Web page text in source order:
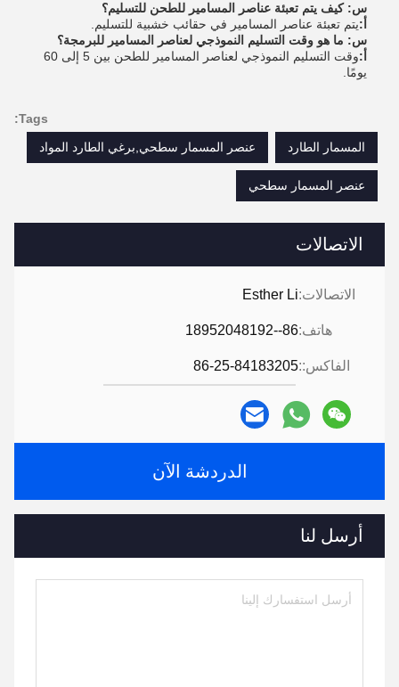
الاتصالات
الاتصالات:Esther Li
هاتف:86--18952048192
الفاكس::86-25-84183205
الدردشة الآن
أرسل لنا
س: كيف يتم تعبئة عناصر المسامير للطحن للتسليم؟
أ:يتم تعبئة عناصر المسامير في حقائب خشبية للتسليم.
س: ما هو وقت التسليم النموذجي لعناصر المسامير للبرمجة؟
أ:
وقت التسليم النموذجي لعناصر المسامير للطحن بين 5 إلى 60
يومًا.
Tags:
المسمار الطارد
عنصر المسمار سطحي,برغي الطارد المواد
عنصر المسمار سطحي